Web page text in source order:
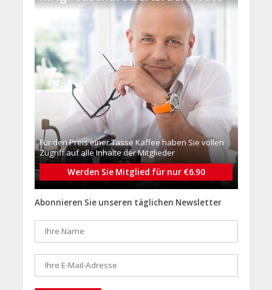
Für den Preis einer Tasse Kaffee haben Sie vollen
Zugriff auf alle Inhalte der Mitglieder
Werden Sie Mitglied für nur €6.90
Abonnieren Sie unseren täglichen Newsletter